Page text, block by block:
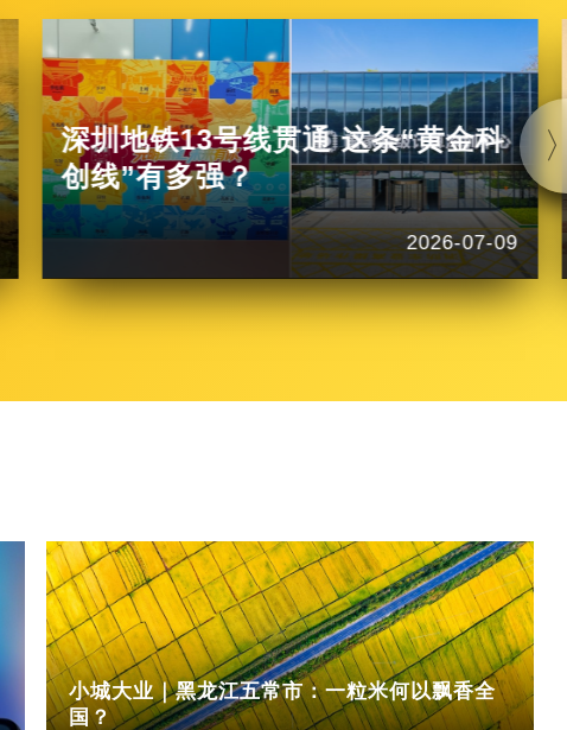
深圳地铁13号线贯通 这条“黄金科
创线”有多强？
2026-07-09
小城大业｜黑龙江五常市：一粒米何以飘香全
国？